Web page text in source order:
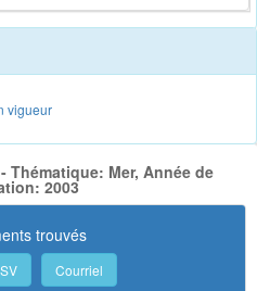
vigueur
Thématique: Mer, Année de
2003
trouvés
Courriel